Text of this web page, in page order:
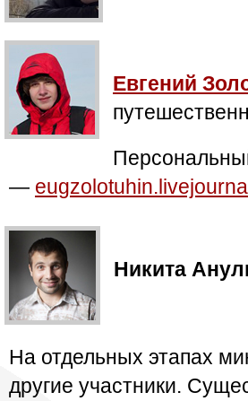
Евгений
—
Никита
На отдельных этапах
другие участники.